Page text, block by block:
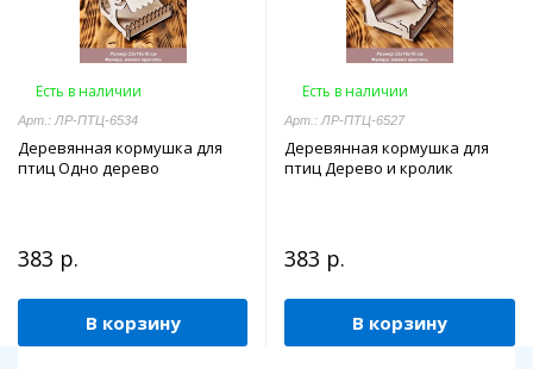
Есть в наличии
Арт.: ЛР-ПТЦ-6534
Деревянная кормушка для
птиц Одно дерево
383 р.
В корзину
Есть в наличии
Арт.: ЛР-ПТЦ-6527
Деревянная кормушка для
птиц Дерево и кролик
383 р.
В корзину